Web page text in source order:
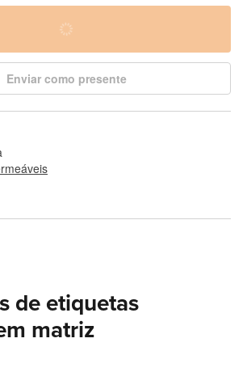
Enviar como presente
de etiquetas
matriz